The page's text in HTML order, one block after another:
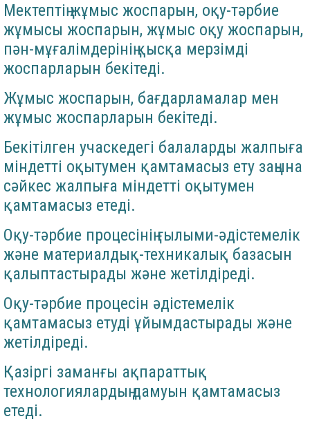
Мектептің жұмыс жоспарын, оқу-тәрбие
жұмысы жоспарын, жұмыс оқу жоспарын,
пән-мұғалімдерінің қысқа мерзімді
жоспарларын бекітеді.
Жұмыс жоспарын, бағдарламалар мен
жұмыс жоспарларын бекітеді.
Бекітілген учаскедегі балаларды жалпыға
міндетті оқытумен қамтамасыз ету заңына
сәйкес жалпыға міндетті оқытумен
қамтамасыз етеді.
Оқу-тәрбие процесінің ғылыми-әдістемелік
және материалдық-техникалық базасын
қалыптастырады және жетілдіреді.
Оқу-тәрбие процесін әдістемелік
қамтамасыз етуді ұйымдастырады және
жетілдіреді.
Қазіргі заманғы ақпараттық
технологиялардың дамуын қамтамасыз
етеді.